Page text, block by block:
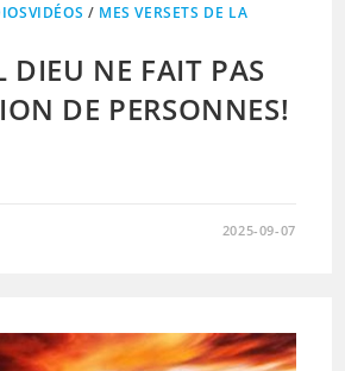
/ MES VERSETS DE LA
DIEU NE FAIT PAS
DE PERSONNES!
2025-09-07